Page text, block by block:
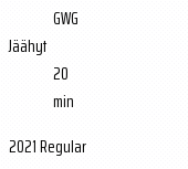
GWG
Jäähyt
20
min
2021 Regular